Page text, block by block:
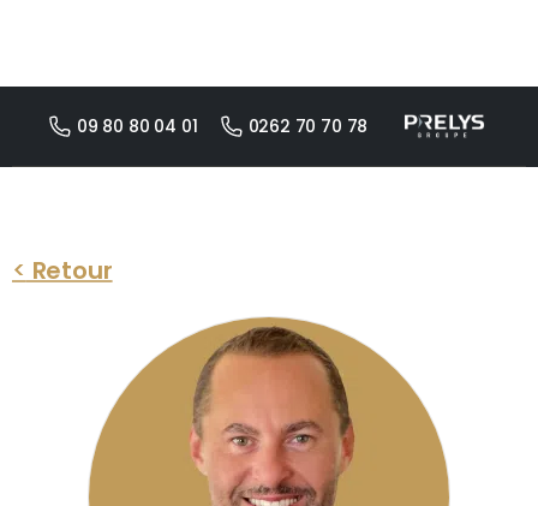
09 80 80 04 01 0262 70 70 78
< Retour